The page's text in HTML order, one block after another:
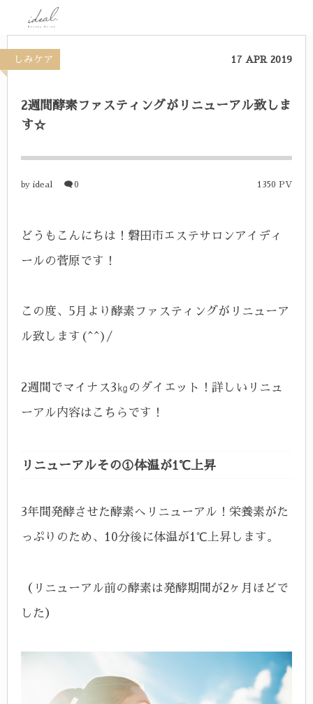
しみケア 17 APR 2019
2週間酵素ファスティングがリニューアル致しま
す☆
by ideal 0 1350 PV
どうもこんにちは！磐田市エステサロンアイディ
ールの菅原です！
この度、5月より酵素ファスティングがリニューア
ル致します(^^)/
2週間でマイナス3㎏のダイエット！詳しいリニュ
ーアル内容はこちらです！
リニューアルその①体温が1℃上昇
3年間発酵させた酵素へリニューアル！栄養素がた
っぷりのため、10分後に体温が1℃上昇します。
（リニューアル前の酵素は発酵期間が2ヶ月ほどで
した）